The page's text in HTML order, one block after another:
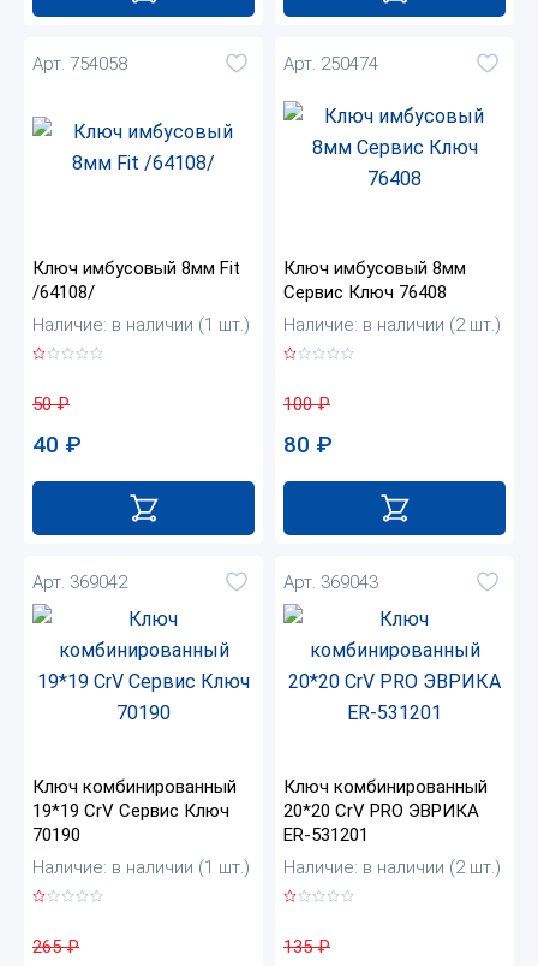
Арт. 754058
Ключ имбусовый 8мм Fit
/64108/
Наличие: в наличии (1 шт.)
50₽
40 ₽
Арт. 250474
Ключ имбусовый 8мм
Сервис Ключ 76408
Наличие: в наличии (2 шт.)
100₽
80 ₽
Арт. 369042
Ключ комбинированный
19*19 CrV Сервис Ключ
70190
Наличие: в наличии (1 шт.)
265₽
Арт. 369043
Ключ комбинированный
20*20 CrV PRO ЭВРИКА
ER-531201
Наличие: в наличии (2 шт.)
135₽